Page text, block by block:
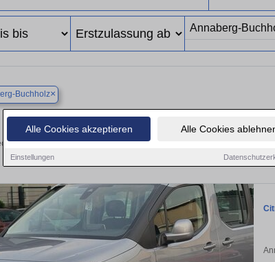
Alle Cookies akzeptieren Alle Cookies
Einstellungen
Buchholz×
Finden Sie in Annaberg-Buchholz Ihren
Sie in Annaberg-Buchholz gebrauchte Wohnmobil Fahrzeuge.
Gebrauchtwagen in Annaberg-